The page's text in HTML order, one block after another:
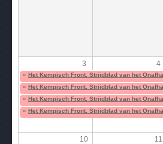
3 4
« Het Kempisch Front. Strijdblad van het
« Het Kempisch Front. Strijdblad van het
« Het Kempisch Front. Strijdblad van het
« Het Kempisch Front. Strijdblad van het
10 11